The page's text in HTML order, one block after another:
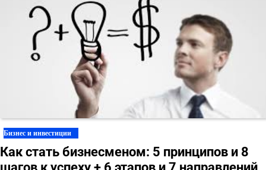
Бизнес и инвестиции
Как стать бизнесменом: 5 принципов и 8